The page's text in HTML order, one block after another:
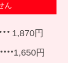
ん
1,870円
1,650円